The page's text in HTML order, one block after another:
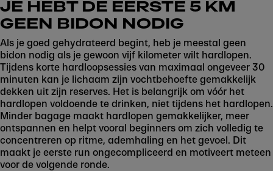
JE HEBT DE EERSTE 5 KM
GEEN BIDON NODIG
Als je goed gehydrateerd begint, heb je meestal geen
bidon nodig als je gewoon vijf kilometer wilt hardlopen.
Tijdens korte hardloopsessies van maximaal ongeveer 30
minuten kan je lichaam zijn vochtbehoefte gemakkelijk
dekken uit zijn reserves. Het is belangrijk om vóór het
hardlopen voldoende te drinken, niet tijdens het hardlopen.
Minder bagage maakt hardlopen gemakkelijker, meer
ontspannen en helpt vooral beginners om zich volledig te
concentreren op ritme, ademhaling en het gevoel. Dit
maakt je eerste run ongecompliceerd en motiveert meteen
voor de volgende ronde.